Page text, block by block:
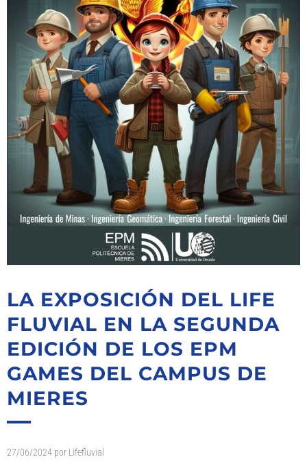
LA EXPOSICIÓN DEL LIFE
FLUVIAL EN LA SEGUNDA
EDICIÓN DE LOS EPM
GAMES DEL CAMPUS DE
MIERES
27/06/2024 por Lifefluvial